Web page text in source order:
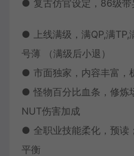
● 复古仿官设定，86级带
● 上线满级，满QP,满TP,
号薄 （满级后小退）
● 市面独家，内容丰富，
● 怪物百分比血条，修炼
NUT伤害加成
● 全职业技能柔化，预读
平衡